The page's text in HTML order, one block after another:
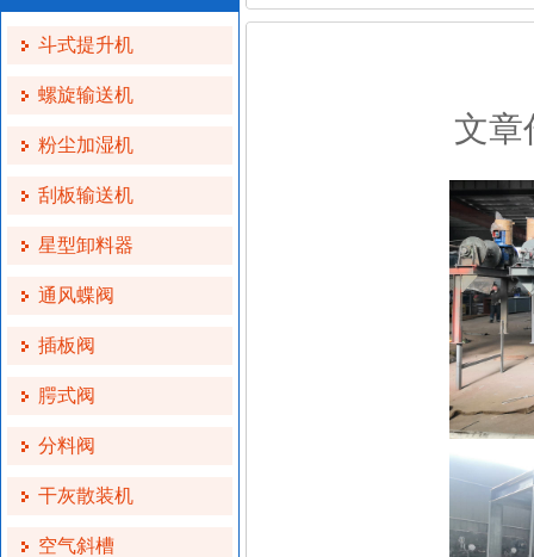
斗式提升机
螺旋输送机
粉尘加湿机
刮板输送机
星型卸料器
通风蝶阀
插板阀
腭式阀
分料阀
干灰散装机
空气斜槽
文章